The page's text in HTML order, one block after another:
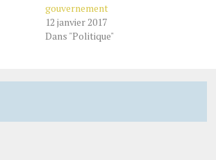
gouvernement
12 janvier 2017
Dans "Politique"